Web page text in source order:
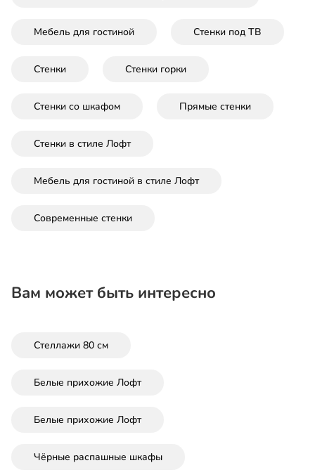
Мебель для гостиной Стенки под ТВ
Стенки Стенки горки
Стенки со шкафом Прямые стенки
Стенки в стиле Лофт
Мебель для гостиной в стиле Лофт
Современные стенки
Вам может быть интересно
Стеллажи 80 см
Белые прихожие Лофт
Белые прихожие Лофт
Чёрные распашные шкафы